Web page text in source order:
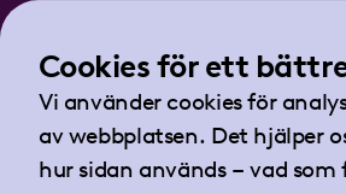
Lättläst om LO
Teckenspråksfilm
Tidningen Arbetet
Landsorganisationen i Sverige
Barnhusgatan 18
Cookies för ett
Vi använder cookies för
av webbplatsen. Det hjälper
hur sidan används – vad som